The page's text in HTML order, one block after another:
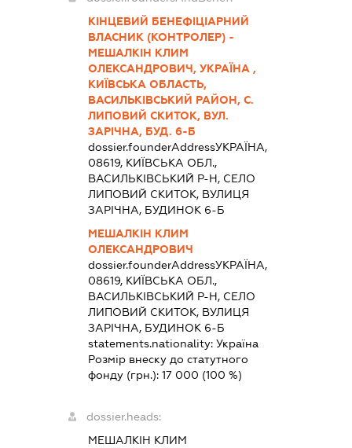
КІНЦЕВИЙ БЕНЕФІЦІАРНИЙ
ВЛАСНИК (КОНТРОЛЕР) -
МЕШАЛКІН КЛИМ
ОЛЕКСАНДРОВИЧ, УКРАЇНА ,
КИЇВСЬКА ОБЛАСТЬ,
ВАСИЛЬКІВСЬКИЙ РАЙОН, С.
ЛИПОВИЙ СКИТОК, ВУЛ.
ЗАРІЧНА, БУД. 6-Б
dossier.founderAddressУКРАЇНА,
08619, КИЇВСЬКА ОБЛ.,
ВАСИЛЬКІВСЬКИЙ Р-Н, СЕЛО
ЛИПОВИЙ СКИТОК, ВУЛИЦЯ
ЗАРІЧНА, БУДИНОК 6-Б
МЕШАЛКІН КЛИМ
ОЛЕКСАНДРОВИЧ
dossier.founderAddressУКРАЇНА,
08619, КИЇВСЬКА ОБЛ.,
ВАСИЛЬКІВСЬКИЙ Р-Н, СЕЛО
ЛИПОВИЙ СКИТОК, ВУЛИЦЯ
ЗАРІЧНА, БУДИНОК 6-Б
statements.nationality:Україна
Розмір внеску до статутного
фонду (грн.):17 000 (100 %)
dossier.heads:
МЕШАЛКІН КЛИМ